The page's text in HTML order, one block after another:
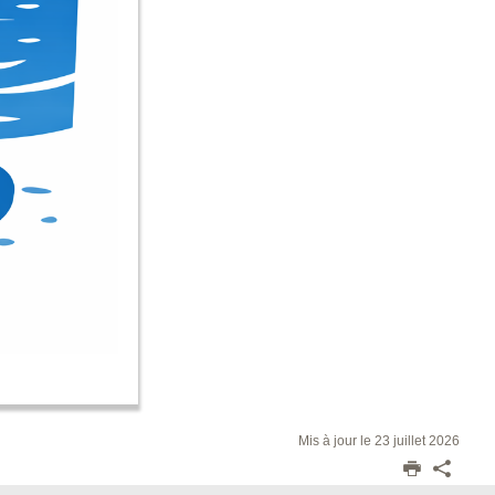
Mis à jour le 23 juillet 2026